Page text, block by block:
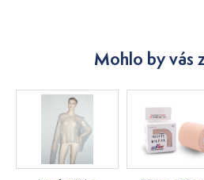
Mohlo by vás